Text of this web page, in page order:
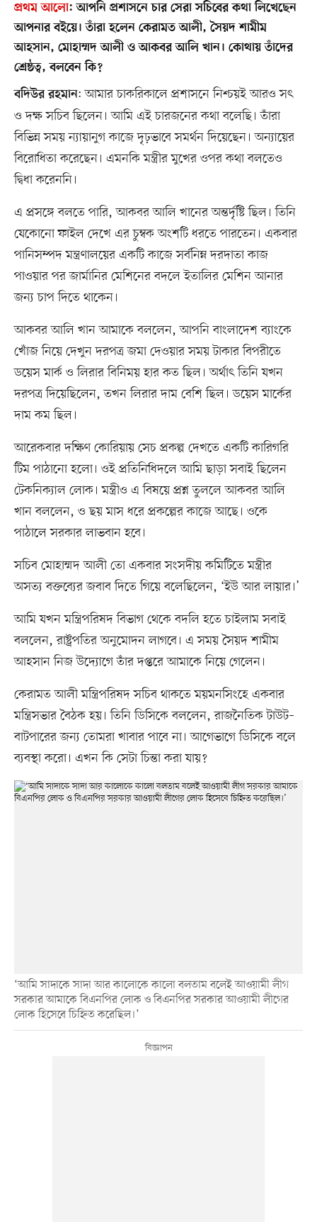
প্রথম আলো:আপনি প্রশাসনে চার সেরা সচিবের কথা লিখেছেন
আপনার বইয়ে। তাঁরা হলেন কেরামত আলী, সৈয়দ শামীম
আহসান, মোহাম্মদ আলী ও আকবর আলি খান। কোথায় তাঁদের
শ্রেষ্ঠত্ব, বলবেন কি?
বদিউর রহমান: আমার চাকরিকালে প্রশাসনে নিশ্চয়ই আরও সৎ
ও দক্ষ সচিব ছিলেন। আমি এই চারজনের কথা বলেছি। তাঁরা
বিভিন্ন সময় ন্যায়ানুগ কাজে দৃঢ়ভাবে সমর্থন দিয়েছেন। অন্যায়ের
বিরোধিতা করেছেন। এমনকি মন্ত্রীর মুখের ওপর কথা বলতেও
দ্বিধা করেননি।
এ প্রসঙ্গে বলতে পারি, আকবর আলি খানের অন্তর্দৃষ্টি ছিল। তিনি
যেকোনো ফাইল দেখে এর চুম্বক অংশটি ধরতে পারতেন। একবার
পানিসম্পদ মন্ত্রণালয়ের একটি কাজে সর্বনিম্ন দরদাতা কাজ
পাওয়ার পর জার্মানির মেশিনের বদলে ইতালির মেশিন আনার
জন্য চাপ দিতে থাকেন।
আকবর আলি খান আমাকে বললেন, আপনি বাংলাদেশ ব্যাংকে
খোঁজ নিয়ে দেখুন দরপত্র জমা দেওয়ার সময় টাকার বিপরীতে
ডয়েস মার্ক ও লিরার বিনিময় হার কত ছিল। অর্থাৎ তিনি যখন
দরপত্র দিয়েছিলেন, তখন লিরার দাম বেশি ছিল। ডয়েস মার্কের
দাম কম ছিল।
আরেকবার দক্ষিণ কোরিয়ায় সেচ প্রকল্প দেখতে একটি কারিগরি
টিম পাঠানো হলো। ওই প্রতিনিধিদলে আমি ছাড়া সবাই ছিলেন
টেকনিক্যাল লোক। মন্ত্রীও এ বিষয়ে প্রশ্ন তুললে আকবর আলি
খান বললেন, ও ছয় মাস ধরে প্রকল্পের কাজে আছে। ওকে
পাঠালে সরকার লাভবান হবে।
সচিব মোহাম্মদ আলী তো একবার সংসদীয় কমিটিতে মন্ত্রীর
অসত্য বক্তব্যের জবাব দিতে গিয়ে বলেছিলেন, ‘ইউ আর লায়ার।’
আমি যখন মন্ত্রিপরিষদ বিভাগ থেকে বদলি হতে চাইলাম সবাই
বললেন, রাষ্ট্রপতির অনুমোদন লাগবে। এ সময় সৈয়দ শামীম
আহসান নিজ উদ্যোগে তাঁর দপ্তরে আমাকে নিয়ে গেলেন।
কেরামত আলী মন্ত্রিপরিষদ সচিব থাকতে ময়মনসিংহে একবার
মন্ত্রিসভার বৈঠক হয়। তিনি ডিসিকে বললেন, রাজনৈতিক টাউট–
বাটপারের জন্য তোমরা খাবার পাবে না। আগেভাগে ডিসিকে বলে
ব্যবস্থা করো। এখন কি সেটা চিন্তা করা যায়?
‘আমি সাদাকে সাদা আর কালোকে কালো বলতাম বলেই আওয়ামী লীগ
সরকার আমাকে বিএনপির লোক ও বিএনপির সরকার আওয়ামী লীগের
লোক হিসেবে চিহ্নিত করেছিল।’